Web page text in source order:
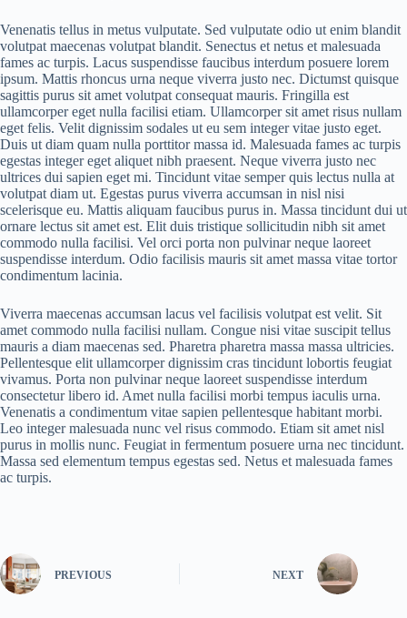
Venenatis tellus in metus vulputate. Sed vulputate odio ut enim blandit
volutpat maecenas volutpat blandit. Senectus et netus et malesuada
fames ac turpis. Lacus suspendisse faucibus interdum posuere lorem
ipsum. Mattis rhoncus urna neque viverra justo nec. Dictumst quisque
sagittis purus sit amet volutpat consequat mauris. Fringilla est
ullamcorper eget nulla facilisi etiam. Ullamcorper sit amet risus nullam
eget felis. Velit dignissim sodales ut eu sem integer vitae justo eget.
Duis ut diam quam nulla porttitor massa id. Malesuada fames ac turpis
egestas integer eget aliquet nibh praesent. Neque viverra justo nec
ultrices dui sapien eget mi. Tincidunt vitae semper quis lectus nulla at
volutpat diam ut. Egestas purus viverra accumsan in nisl nisi
scelerisque eu. Mattis aliquam faucibus purus in. Massa tincidunt dui ut
ornare lectus sit amet est. Elit duis tristique sollicitudin nibh sit amet
commodo nulla facilisi. Vel orci porta non pulvinar neque laoreet
suspendisse interdum. Odio facilisis mauris sit amet massa vitae tortor
condimentum lacinia.
Viverra maecenas accumsan lacus vel facilisis volutpat est velit. Sit
amet commodo nulla facilisi nullam. Congue nisi vitae suscipit tellus
mauris a diam maecenas sed. Pharetra pharetra massa massa ultricies.
Pellentesque elit ullamcorper dignissim cras tincidunt lobortis feugiat
vivamus. Porta non pulvinar neque laoreet suspendisse interdum
consectetur libero id. Amet nulla facilisi morbi tempus iaculis urna.
Venenatis a condimentum vitae sapien pellentesque habitant morbi.
Leo integer malesuada nunc vel risus commodo. Etiam sit amet nisl
purus in mollis nunc. Feugiat in fermentum posuere urna nec tincidunt.
Massa sed elementum tempus egestas sed. Netus et malesuada fames
ac turpis.
PREVIOUS NEXT